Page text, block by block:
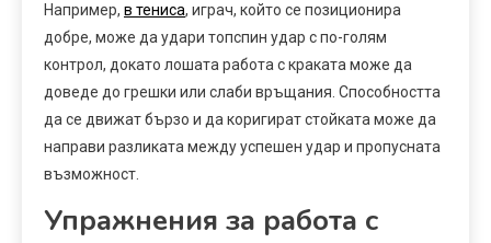
Например, в тениса, играч, който се позиционира
добре, може да удари топспин удар с по-голям
контрол, докато лошата работа с краката може да
доведе до грешки или слаби връщания. Способността
да се движат бързо и да коригират стойката може да
направи разликата между успешен удар и пропусната
възможност.
Упражнения за работа с